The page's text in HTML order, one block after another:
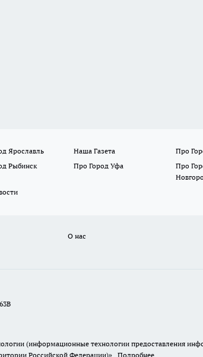
Ярославль Наша Газета
Про
Рыбинск Про Город Уфа
Про
О нас
(информационные технологии предоставления
Российской Федерации)». Подробнее